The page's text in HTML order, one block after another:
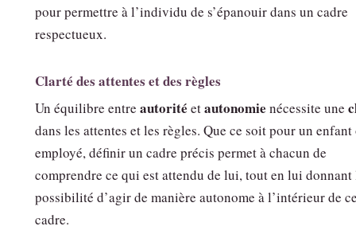
pour permettre à l’individu de s’épanouir dans un cadre
respectueux.
Clarté des attentes et des règles
Un équilibre entre autorité etautonomie nécessite une
dans les attentes et les règles. Que ce soit pour un
employé, définir un cadre précis permet à chacun de
comprendre ce qui est attendu de lui, tout en lui donnant
possibilité d’agir de manière autonome à l’intérieur de
cadre.